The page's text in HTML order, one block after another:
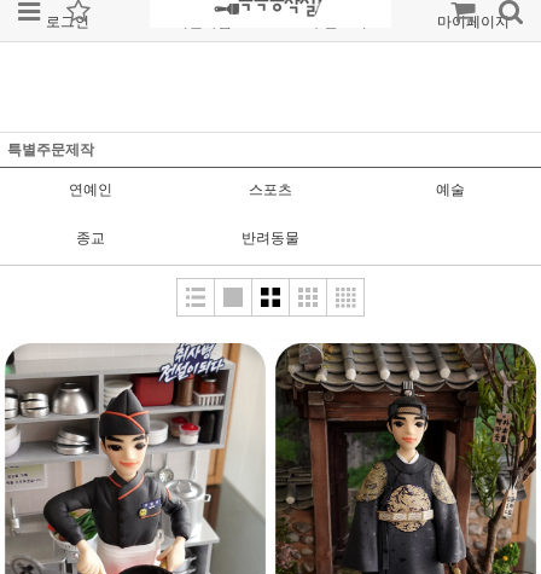
로그인 주문조회 마이페이지
특별주문제작
연예인 스포츠 예술
종교 반려동물